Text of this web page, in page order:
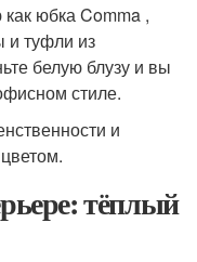
юбка Comma ,
и туфли из
белую блузу и вы
стиле.
и
тёплый